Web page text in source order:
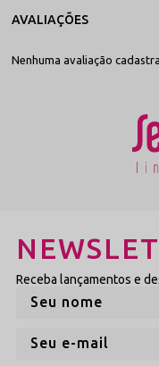
Produto:
de Argola na Calcinha -
Composição:Renda
Nenhuma avaliação
Receba lançamentos e